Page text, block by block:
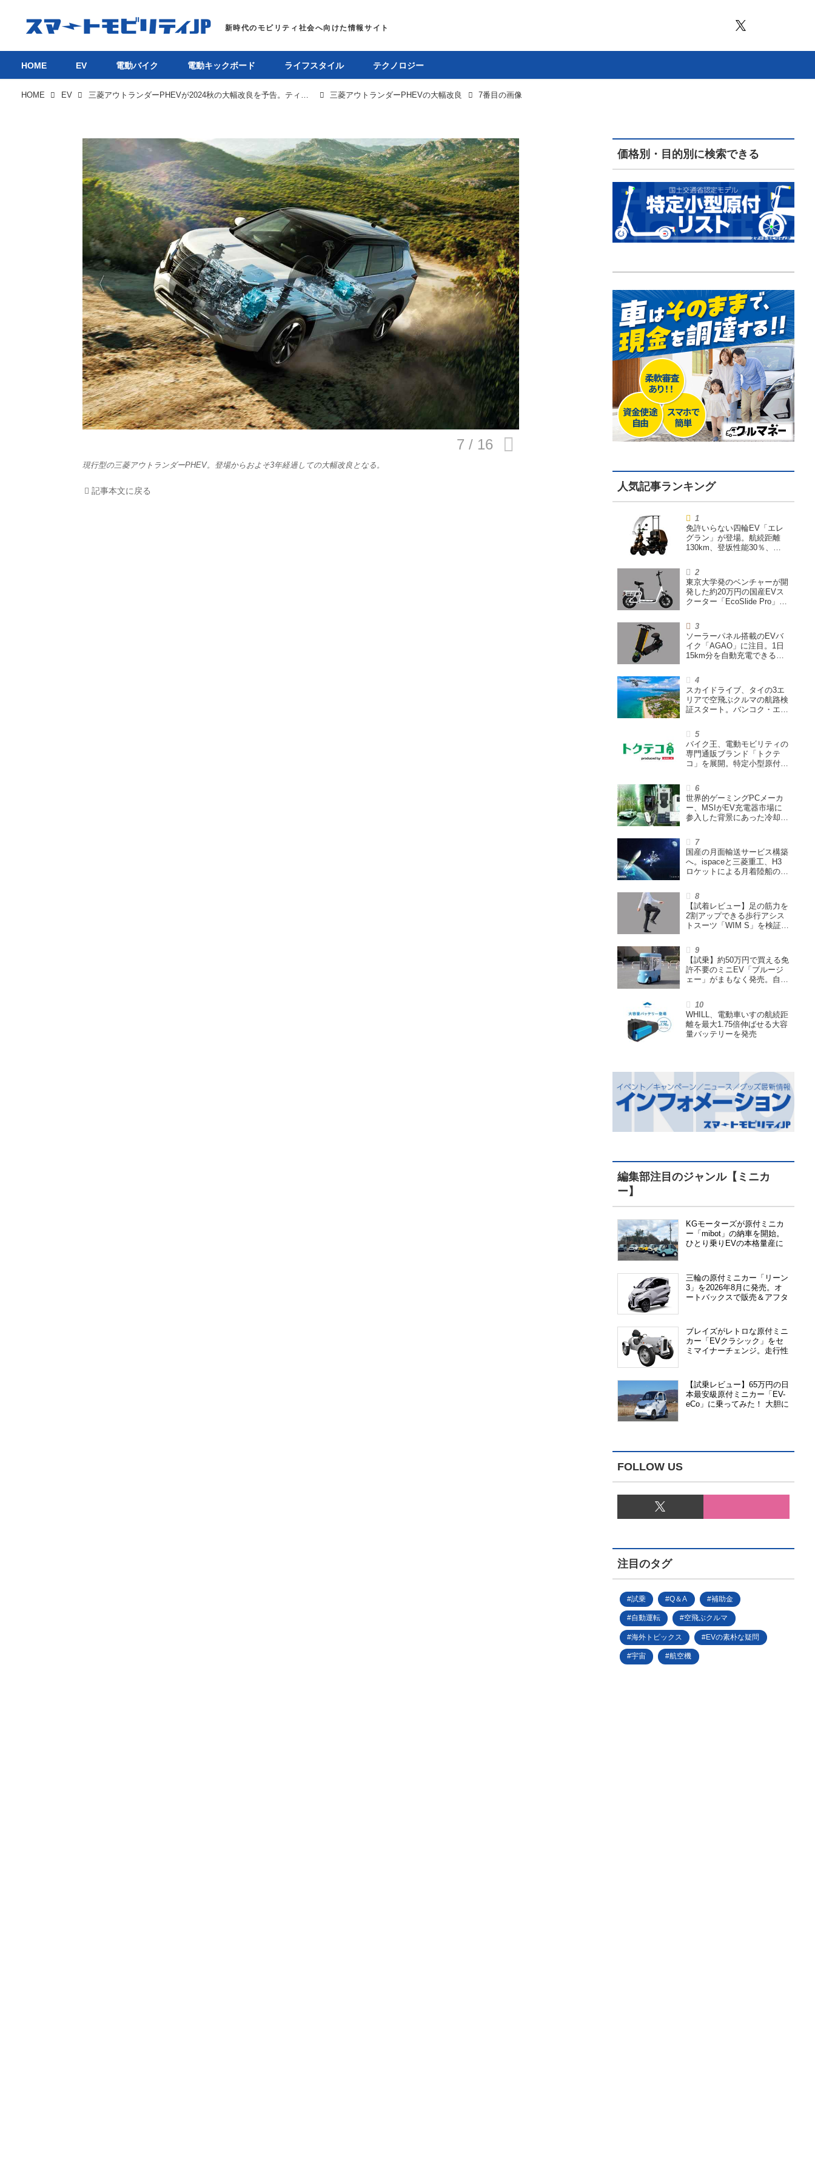
HOME
EV
電動バイク
電動キックボード
ライフスタイル
HOME EV 電動バイク 電動キックボード ライフスタイル テクノロジー
HOME EV 三菱アウトランダーPHEVが2024秋の大幅改良を予告。ティザーサイトで情報を順次公開 三菱アウトランダーPHEVの大幅改良 7番目の画像
現行型の三菱アウトランダーPHEV。登場からおよそ3年経過しての大幅改良となる。
記事本文に戻る
価格別・目的別に検索できる
免許いらない四輪EV「エレ
グラン」が登場。航続距離
130km、登坂性能30％、
東京大学発のベンチャーが開
発した約20万円の国産EVス
クーター「EcoSlide Pro」が
ハイパワー特定小型原付
ソーラーパネル搭載のEVバ
イク「AGAO」に注目。1日
15km分を自動充電できる
スカイドライブ、タイの3エ
リアで空飛ぶクルマの航路検
証スタート。バンコク・エア
指す
バイク王、電動モビリティの
専門通販ブランド「トクテ
コ」を展開。特定小型原付や
世界的ゲーミングPCメーカ
ー、MSIがEV充電器市場に
参入した背景にあった冷却技
回】
国産の月面輸送サービス構築
へ。ispaceと三菱重工、H3
ロケットによる月着陸船の打
結
【試着レビュー】足の筋力を
2割アップできる歩行アシス
トスーツ「WIM S」を検証。
も言われる理由を探る
【試乗】約50万円で買える免
許不要のミニEV「ブルージ
ェー」がまもなく発売。自転
展開
WHILL、電動車いすの航続距
離を最大1.75倍伸ばせる大容
量バッテリーを発売
編集部注目のジャンル【ミニカ
ー】
KGモーターズが原付ミニカ
ー「mibot」の納車を開始。
ひとり乗りEVの本格量産に
三輪の原付ミニカー「リーン
3」を2026年8月に発売。オ
ートバックスで販売＆アフタ
ブレイズがレトロな原付ミニ
カー「EVクラシック」をセ
ミマイナーチェンジ。走行性
【試乗レビュー】65万円の日
本最安級原付ミニカー「EV-
eCo」に乗ってみた！ 大胆に
FOLLOW US
注目のタグ
試乗 Q＆A 補助金
自動運転 空飛ぶクルマ
海外トピックス EVの素朴な疑問
宇宙 航空機